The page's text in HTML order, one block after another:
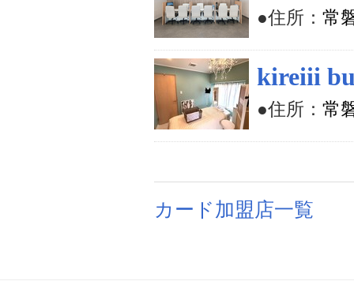
●住所： 常
kireiii
●住所： 常
カード加盟店一覧